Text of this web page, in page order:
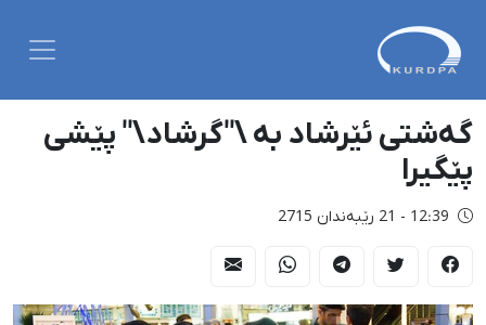
گەشتی ئێرشاد بە \"گرشاد\" پێشی
پێگیرا
12:39 - 21 رێبەندان 2715